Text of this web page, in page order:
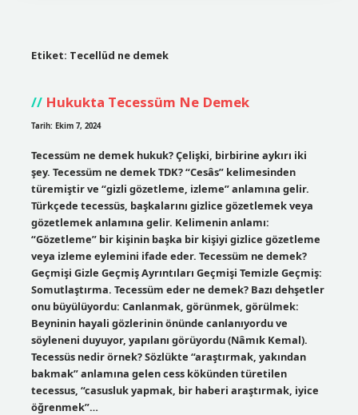
Etiket: Tecellüd ne demek
Hukukta Tecessüm Ne Demek
Tarih: Ekim 7, 2024
Tecessüm ne demek hukuk? Çelişki, birbirine aykırı iki
şey. Tecessüm ne demek TDK? “Cesâs” kelimesinden
türemiştir ve “gizli gözetleme, izleme” anlamına gelir.
Türkçede tecessüs, başkalarını gizlice gözetlemek veya
gözetlemek anlamına gelir. Kelimenin anlamı:
“Gözetleme” bir kişinin başka bir kişiyi gizlice gözetleme
veya izleme eylemini ifade eder. Tecessüm ne demek?
Geçmişi Gizle Geçmiş Ayrıntıları Geçmişi Temizle Geçmiş:
Somutlaştırma. Tecessüm eder ne demek? Bazı dehşetler
onu büyülüyordu: Canlanmak, görünmek, görülmek:
Beyninin hayali gözlerinin önünde canlanıyordu ve
söyleneni duyuyor, yapılanı görüyordu (Nâmık Kemal).
Tecessüs nedir örnek? Sözlükte “araştırmak, yakından
bakmak” anlamına gelen cess kökünden türetilen
tecessus, “casusluk yapmak, bir haberi araştırmak, iyice
öğrenmek”…